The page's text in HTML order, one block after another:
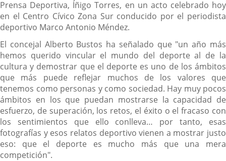
Prensa Deportiva, Íñigo Torres, en un acto celebrado hoy
en el Centro Cívico Zona Sur conducido por el periodista
deportivo Marco Antonio Méndez.
El concejal Alberto Bustos ha señalado que "un año más
hemos querido vincular el mundo del deporte al de la
cultura y demostrar que el deporte es uno de los ámbitos
que más puede reflejar muchos de los valores que
tenemos como personas y como sociedad. Hay muy pocos
ámbitos en los que puedan mostrarse la capacidad de
esfuerzo, de superación, los retos, el éxito o el fracaso con
los sentimientos que ello conlleva… por tanto, esas
fotografías y esos relatos deportivo vienen a mostrar justo
eso: que el deporte es mucho más que una mera
competición".